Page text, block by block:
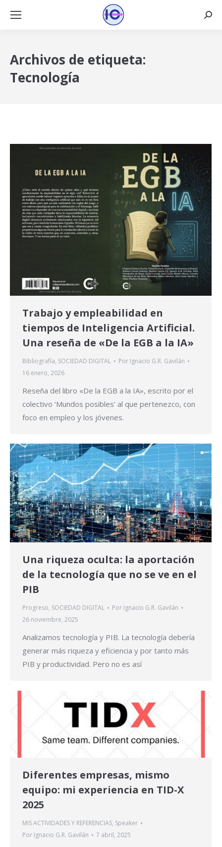
Archivos de etiqueta:
Tecnología
Trabajo y empleabilidad en
tiempos de Inteligencia Artificial.
Una reseña de «De la EGB a la IA»
Bibliografía, SOCIEDAD DIGITAL Por Ignacio G.R. Gavilán
16 enero, 2026
Reseña del libro «De la EGB a la IA», escrito por el
colectivo ‘Mundos posibles’ al que pertenezco, con
foco en empleo y los jóvenes.
Una riqueza oculta: la aportación
de la tecnología que no se ve en el
PIB
Progreso, SOCIEDAD DIGITAL Por Ignacio G.R. Gavilán
26 noviembre, 2025
Analizamos tecnología y PIB. La tecnología debería
generar más riqueza y eficiencia y por tanto más
PIB y productividad. Pero no es así
Diferentes empresas, mismo
equipo: mi experiencia en TID-X
2025
MIS ACTIVIDADES Y REFERENCIAS, Speaker
Por Ignacio G.R. Gavilán 7 abril, 2025